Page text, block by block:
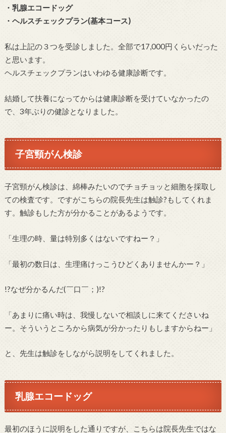
・乳腺エコードッグ
・ヘルスチェックプラン(基本コース)
私は上記の３つを受診しました。全部で17,000円くらいだった
と思います。
ヘルスチェックプランはいわゆる健康診断です。
結婚して扶養になってからは健康診断を受けていなかったの
で、3年ぶりの健診となりました。
子宮頸がん検診
子宮頸がん検診は、綿棒みたいのでチョチョッと細胞を採取し
ての検査です。ですがこちらの院長先生は触診?もしてくれま
す。触診もした方が分かることがあるようです。
「生理の時、量は特別多くはないですねー？」
「最初の数日は、生理痛けっこうひどくありませんかー？」
!?なぜ分かるんだ(￣口￣；)!?
「あまりに痛い時は、我慢しないで相談しに来てくださいね
ー。そういうところから病気が分かったりもしますからねー」
と、先生は触診をしながら説明をしてくれました。
乳腺エコードッグ
最初のほうに説明をした通りですが、こちらは院長先生ではな